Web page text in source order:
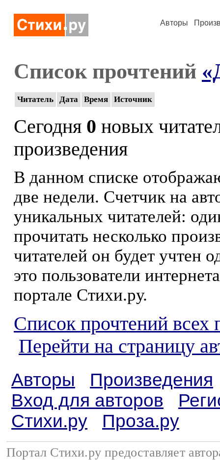
Авторы
Список прочтений
Читатель Дата Время Источник
Сегодня 0 новых
произведения
В данном списке
две недели. Счетчик на
уникальных читателей:
прочитать несколько
читателей он будет учтен
это пользователи
портале Стихи.ру.
Список прочтений всех
Перейти на страницу
Авторы
Произведения
Вход для авторов
Стихи.ру
Проза.ру
Портал Стихи.ру предоставляет